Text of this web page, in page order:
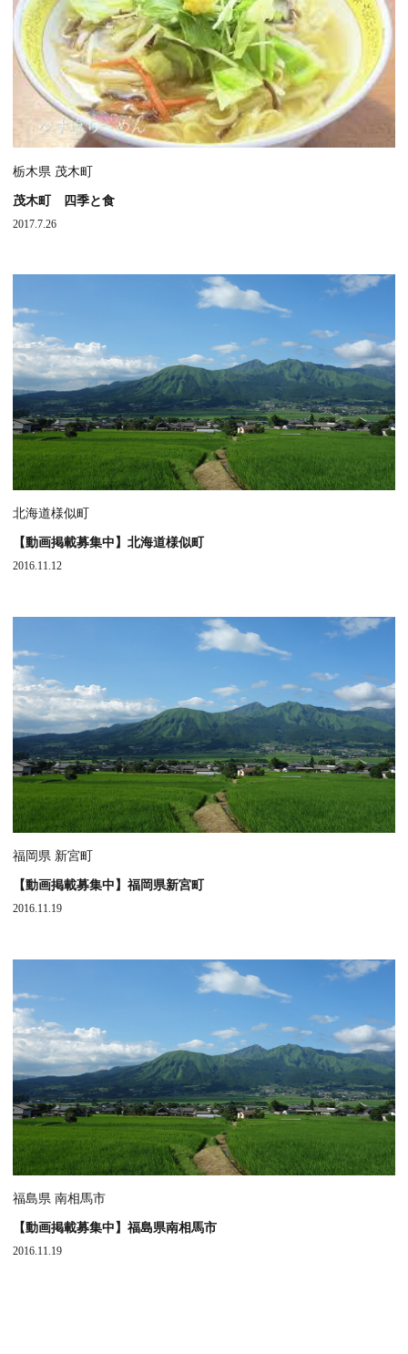
栃木県 茂木町
茂木町 四季と食
2017.7.26
北海道様似町
【動画掲載募集中】北海道様似町
2016.11.12
福岡県 新宮町
【動画掲載募集中】福岡県新宮町
2016.11.19
福島県 南相馬市
【動画掲載募集中】福島県南相馬市
2016.11.19